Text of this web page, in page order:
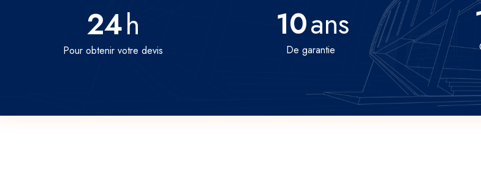
24h
Pour obtenir votre devis
10ans
De garantie